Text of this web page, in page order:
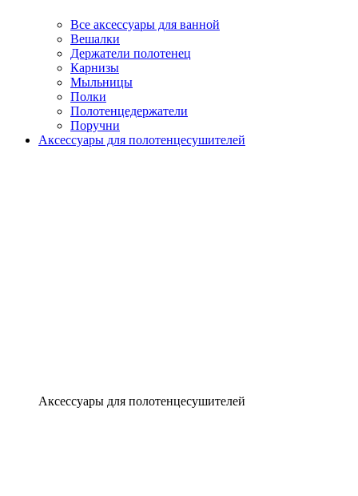
Все аксессуары для ванной
Вешалки
Держатели полотенец
Карнизы
Мыльницы
Полки
Полотенцедержатели
Поручни
Аксессуары для полотенцесушителей
Аксессуары для полотенцесушителей